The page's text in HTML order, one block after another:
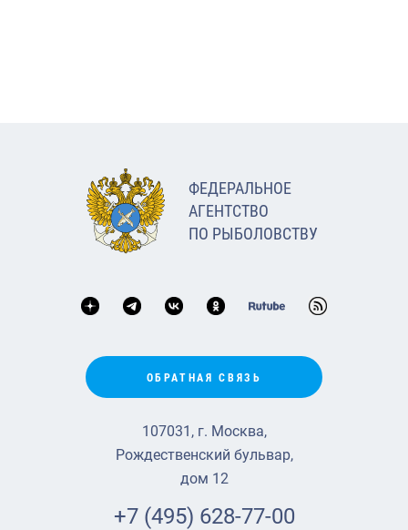
ФЕДЕРАЛЬНОЕ
АГЕНТСТВО
ПО РЫБОЛОВСТВУ
ОБРАТНАЯ СВЯЗЬ
107031, г. Москва,
Рождественский бульвар,
дом 12
+7 (495) 628-77-00